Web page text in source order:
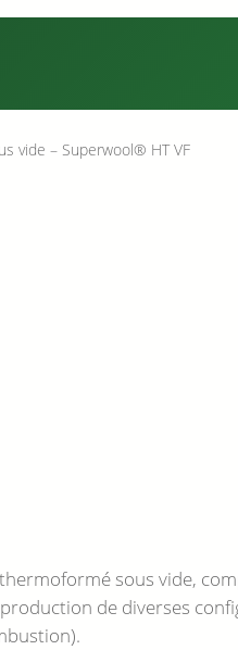
vide – Superwool® HT VF
sous vide,
de diverses